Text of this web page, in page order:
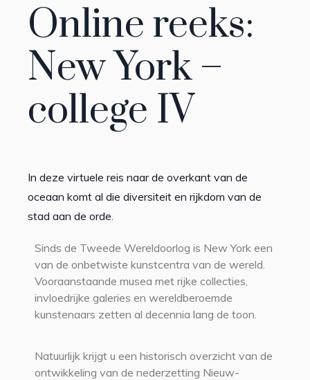
Online reeks:
New York –
college IV
In deze virtuele reis naar de overkant van de
oceaan komt al die diversiteit en rijkdom van de
stad aan de orde.
Sinds de Tweede Wereldoorlog is New York een
van de onbetwiste kunstcentra van de wereld.
Vooraanstaande musea met rijke collecties,
invloedrijke galeries en wereldberoemde
kunstenaars zetten al decennia lang de toon.
Natuurlijk krijgt u een historisch overzicht van de
ontwikkeling van de nederzetting Nieuw-